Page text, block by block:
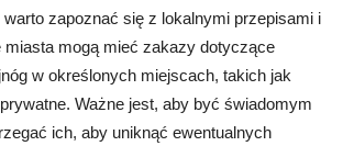
zapoznać się z lokalnymi przepisami i
miasta mogą mieć zakazy dotyczące
w określonych miejscach, takich jak
Ważne jest, aby być świadomym
ich, aby uniknąć ewentualnych